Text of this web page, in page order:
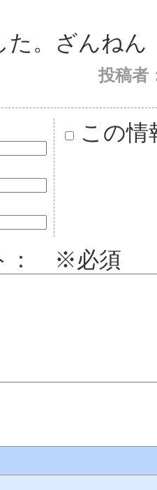
た。ざんねん
投稿者
この情
： ※必須